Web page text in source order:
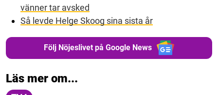
vänner tar avsked
Så levde Helge Skoog sina sista år
Följ Nöjeslivet på Google News
Läs mer om...